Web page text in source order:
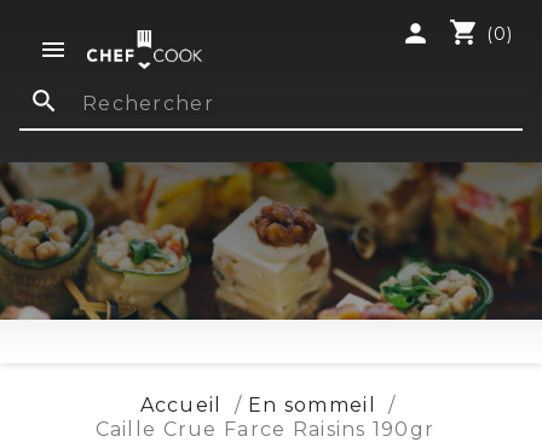

shopping_cart (0)
person
search
Accueil
En sommeil
Caille Crue Farce Raisins 190gr